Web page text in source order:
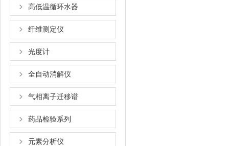
高低温循环水器
纤维测定仪
光度计
全自动消解仪
气相离子迁移谱
药品检验系列
元素分析仪